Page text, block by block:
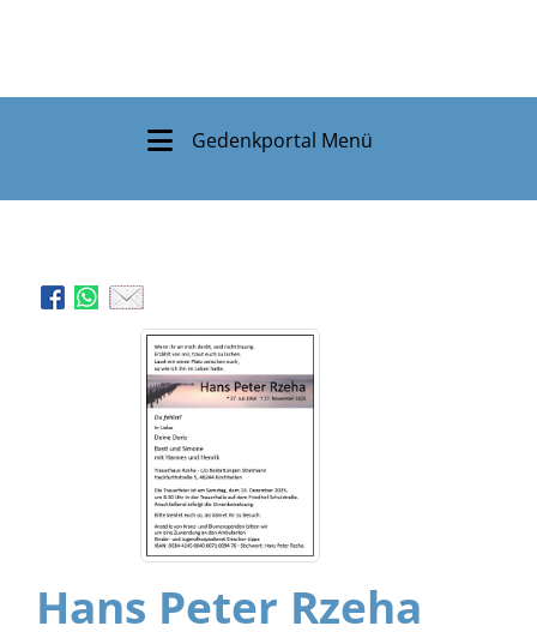
Gedenkportal Menü
Hans Peter Rzeha